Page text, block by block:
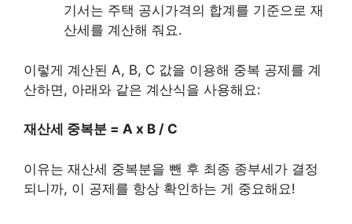
기서는 주택 공시가격의 합계를 기준으로 재
산세를 계산해 줘요.
이렇게 계산된 A, B, C 값을 이용해 중복 공제를 계
산하면, 아래와 같은 계산식을 사용해요:
재산세 중복분 = A x B / C
이유는 재산세 중복분을 뺀 후 최종 종부세가 결정
되니까, 이 공제를 항상 확인하는 게 중요해요!